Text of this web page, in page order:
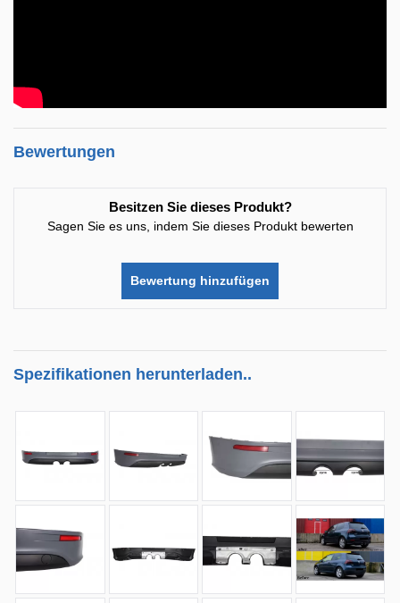
Bewertungen
Besitzen Sie dieses Produkt?
Sagen Sie es uns, indem Sie dieses Produkt bewerten
Bewertung hinzufügen
Spezifikationen herunterladen..